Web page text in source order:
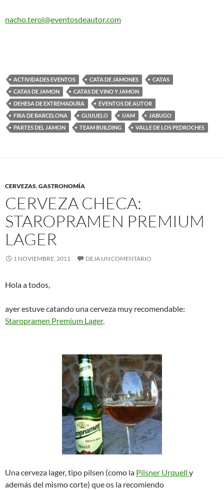
nacho.terol@eventosdeautor.com
ACTIVIDADES EVENTOS CATA DE JAMONES
CATAS
CATAS DE JAMON
CATAS DE VINO Y JAMON
DEHESA DE EXTREMADURA
EVENTOS DE AUTOR
FIRA DE BARCELONA
GUIJUELO IJAM
JABUGO
PARTES DEL JAMON
TEAM BUILDING VALLE DE LOS PEDROCHES
CERVEZAS,GASTRONOMÍA
CERVEZA CHECA:
STAROPRAMEN PREMIUM
LAGER
1 NOVIEMBRE, 2011 DEJA UN COMENTARIO
Hola a todos,
ayer estuve catando una cerveza muy recomendable:
Staropramen Premium Lager.
Una cerveza lager, tipo pilsen (como la Pilsner Urquell y
además del mismo corte) que os la recomiendo